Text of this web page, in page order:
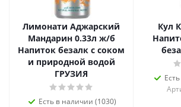
Лимонати Аджарский
Мандарин 0.33л ж/б
Напиток безалк с соком
и природной водой
ГРУЗИЯ
Есть в наличии (1030)
Кул